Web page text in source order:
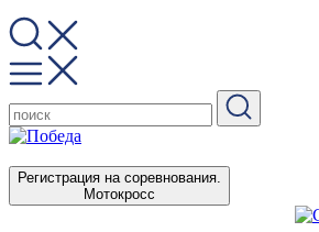
Регистрация на соревнования.
Мотокросс